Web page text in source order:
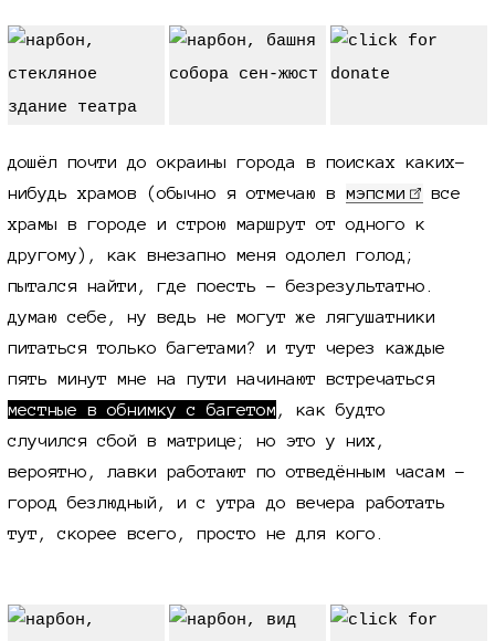
дошёл почти до окраины города в поисках каких-
нибудь храмов (обычно я отмечаю в мэпсми
все
храмы в городе и строю маршрут от одного к
другому), как внезапно меня одолел голод;
пытался найти, где поесть - безрезультатно.
думаю себе, ну ведь не могут же лягушатники
питаться только багетами? и тут через каждые
пять минут мне на пути начинают встречаться
местные в обнимку с багетом , как будто
случился сбой в матрице; но это у них,
вероятно, лавки работают по отведённым часам -
город безлюдный, и с утра до вечера работать
тут, скорее всего, просто не для кого.